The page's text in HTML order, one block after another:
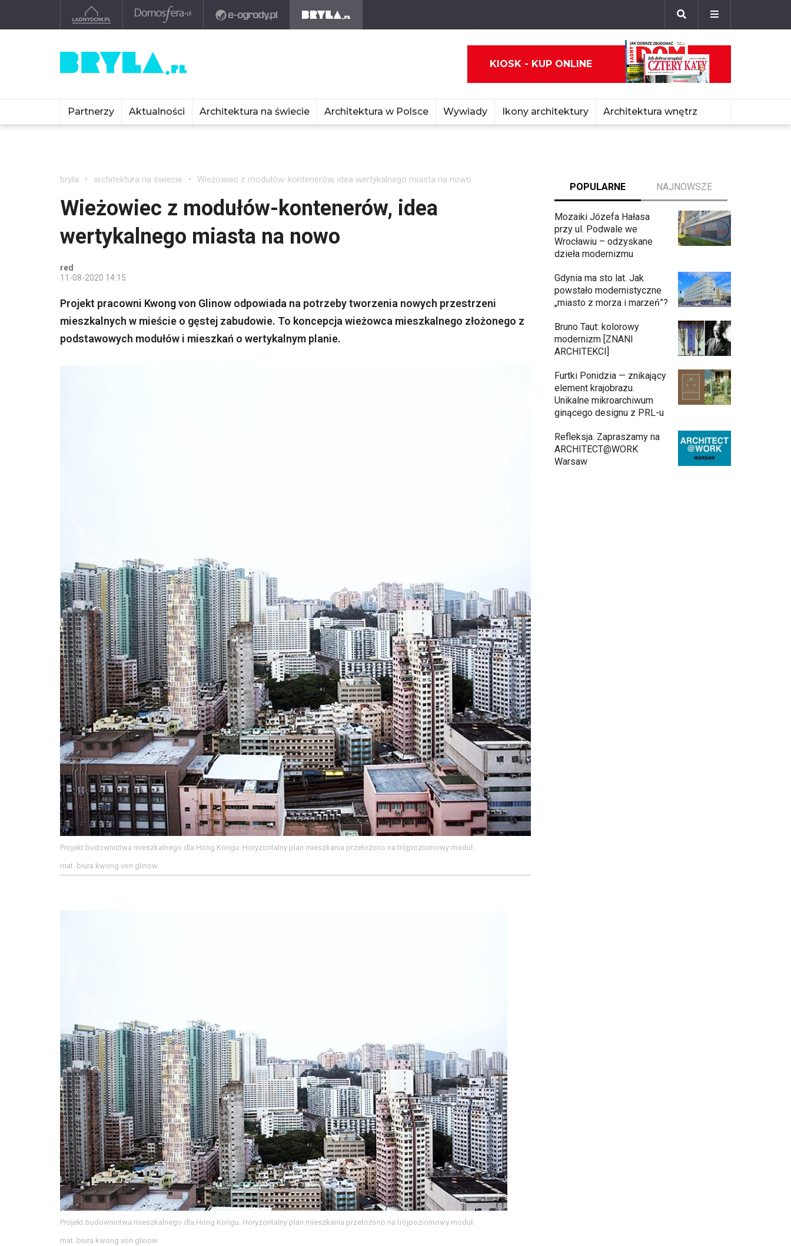
KIOSK - KUP ONLINE
Partnerzy Aktualności Architektura na świecie Architektura w Polsce Wywiady Ikony architektury Architektura wnętrz
bryła architektura na świecie Wieżowiec z modułów-kontenerów, idea wertykalnego miasta na nowo
Wieżowiec z modułów-kontenerów, idea
wertykalnego miasta na nowo
red
11-08-2020 14:15
Projekt pracowni Kwong von Glinow odpowiada na potrzeby tworzenia nowych przestrzeni
mieszkalnych w mieście o gęstej zabudowie. To koncepcja wieżowca mieszkalnego złożonego z
podstawowych modułów i mieszkań o wertykalnym planie.
Projekt budownictwa mieszkalnego dla Hong Kongu. Horyzontalny plan mieszkania przełożono na trójpoziomowy moduł.
mat. biura kwong von glinow
Projekt budownictwa mieszkalnego dla Hong Kongu. Horyzontalny plan mieszkania przełożono na trójpoziomowy moduł.
mat. biura kwong von glinow
POPULARNE NAJNOWSZE
Mozaiki Józefa Hałasa
przy ul. Podwale we
Wrocławiu – odzyskane
dzieła modernizmu
Gdynia ma sto lat. Jak
powstało modernistyczne
„miasto z morza i marzeń”?
Bruno Taut: kolorowy
modernizm [ZNANI
ARCHITEKCI]
Furtki Ponidzia — znikający
element krajobrazu.
Unikalne mikroarchiwum
ginącego designu z PRL-u
Refleksja. Zapraszamy na
ARCHITECT@WORK
Warsaw